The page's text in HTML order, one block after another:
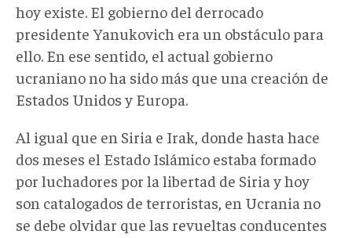
hoy existe. El gobierno del derrocado
presidente Yanukovich era un obstáculo para
ello. En ese sentido, el actual gobierno
ucraniano no ha sido más que una creación de
Estados Unidos y Europa.
Al igual que en Siria e Irak, donde hasta hace
dos meses el Estado Islámico estaba formado
por luchadores por la libertad de Siria y hoy
son catalogados de terroristas, en Ucrania no
se debe olvidar que las revueltas conducentes